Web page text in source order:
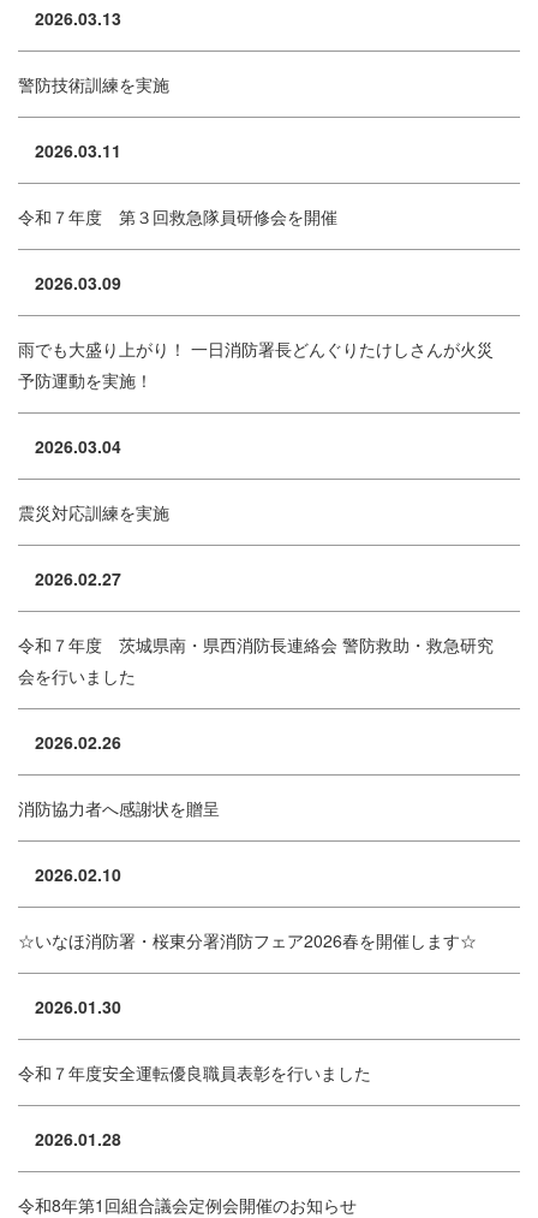
2026.03.13
警防技術訓練を実施
2026.03.11
令和７年度 第３回救急隊員研修会を開催
2026.03.09
雨でも大盛り上がり！ 一日消防署長どんぐりたけしさんが火災
予防運動を実施！
2026.03.04
震災対応訓練を実施
2026.02.27
令和７年度 茨城県南・県西消防長連絡会 警防救助・救急研究
会を行いました
2026.02.26
消防協力者へ感謝状を贈呈
2026.02.10
☆いなほ消防署・桜東分署消防フェア2026春を開催します☆
2026.01.30
令和７年度安全運転優良職員表彰を行いました
2026.01.28
令和8年第1回組合議会定例会開催のお知らせ